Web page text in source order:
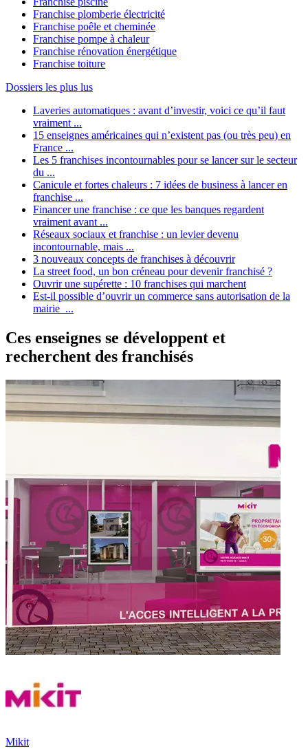
Franchise plomberie électricité
Franchise poêle et cheminée
Franchise pompe à chaleur
Franchise rénovation énergétique
Franchise toiture
Dossiers les plus lus
Laveries automatiques : avant d’investir, voici ce qu’il faut
vraiment ...
15 enseignes américaines qui n’existent pas (ou très peu) en
France ...
Les 5 franchises incontournables pour se lancer sur le secteur
du ...
Canicule et fortes chaleurs : 7 idées de business à lancer en
franchise ...
Financer une franchise : ce que les banques regardent
vraiment avant ...
Réseaux sociaux et franchise : un levier devenu
incontournable, mais ...
3 nouveaux concepts de franchises à découvrir
La street food, un bon créneau pour devenir franchisé ?
Ouvrir une supérette : 10 franchises qui marchent
Est-il possible d’ouvrir un commerce sans autorisation de la
mairie ...
Ces enseignes se développent et
recherchent des franchisés
Mikit